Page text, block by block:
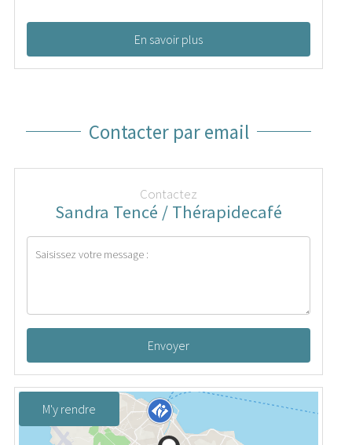
En savoir plus
Contacter par email
Contactez
Sandra Tencé / Thérapidecafé
Envoyer
M'y rendre